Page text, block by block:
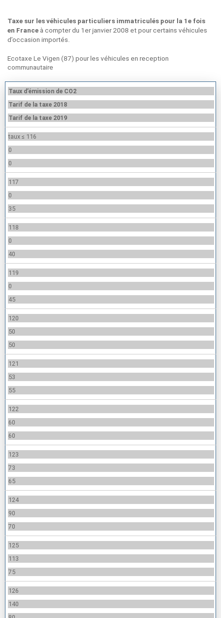
Taxe sur les véhicules particuliers immatriculés pour la 1e fois
en France à compter du 1er janvier 2008 et pour certains véhicules
d’occasion importés.
Ecotaxe Le Vigen (87) pour les véhicules en reception
communautaire
Taux d’émission de CO2
Tarif de la taxe 2018
Tarif de la taxe 2019
taux ≤ 116
0
0
117
0
35
118
0
40
119
0
45
120
50
50
121
53
55
122
60
60
123
73
65
124
90
70
125
113
75
126
140